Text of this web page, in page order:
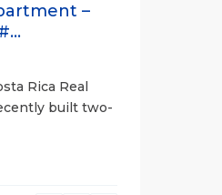
–
Rica Real
built two-